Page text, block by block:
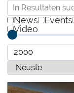
News Events
Video